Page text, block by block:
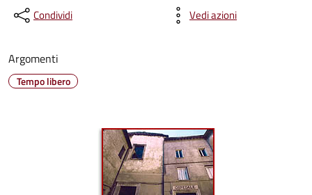
Condividi Vedi azioni
Argomenti
Tempo libero